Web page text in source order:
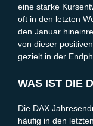
eine starke
oft in den letzten
den Januar
von dieser
gezielt in der
WAS IST DIE
Die DAX
häufig in den